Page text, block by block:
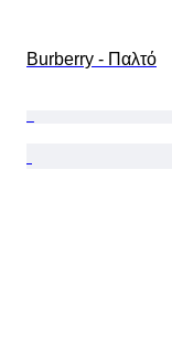
Burberry - Παλτό